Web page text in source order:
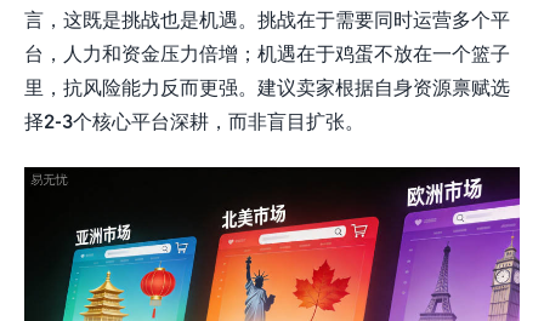
言，这既是挑战也是机遇。挑战在于需要同时运营多个平
台，人力和资金压力倍增；机遇在于鸡蛋不放在一个篮子
里，抗风险能力反而更强。建议卖家根据自身资源禀赋选
择2-3个核心平台深耕，而非盲目扩张。